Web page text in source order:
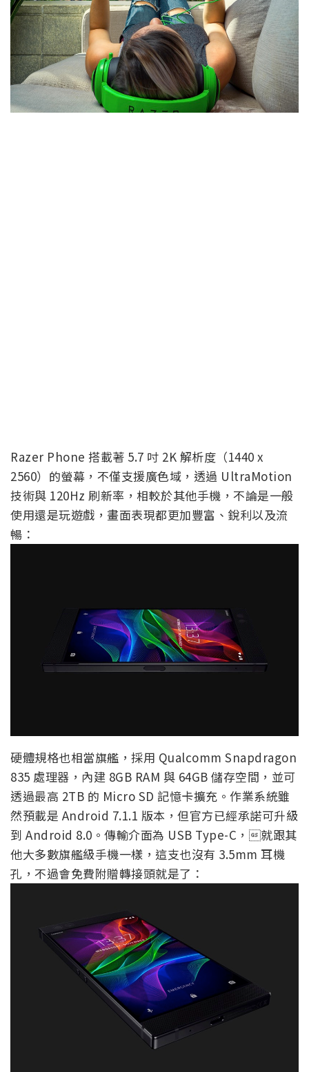
Razer Phone 搭載著 5.7 吋 2K 解析度（1440 x
2560）的螢幕，不僅支援廣色域，透過 UltraMotion
技術與 120Hz 刷新率，相較於其他手機，不論是一般
使用還是玩遊戲，畫面表現都更加豐富、銳利以及流
暢：
硬體規格也相當旗艦，採用 Qualcomm Snapdragon
835 處理器，內建 8GB RAM 與 64GB 儲存空間，並可
透過最高 2TB 的 Micro SD 記憶卡擴充。作業系統雖
然預載是 Android 7.1.1 版本，但官方已經承諾可升級
到 Android 8.0。傳輸介面為 USB Type-C，就跟其
他大多數旗艦級手機一樣，這支也沒有 3.5mm 耳機
孔，不過會免費附贈轉接頭就是了：